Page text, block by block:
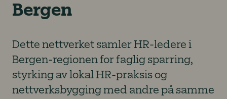
Bergen
Dette nettverket samler HR-ledere i
Bergen-regionen for faglig sparring,
styrking av lokal HR-praksis og
nettverksbygging med andre på samme